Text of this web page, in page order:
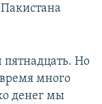
Пакистана
пятнадцать. Но
много
денег мы